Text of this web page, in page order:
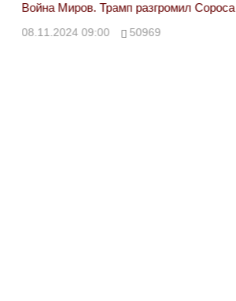
Война Миров. Трамп разгромил Сороса
08.11.2024 09:00 50969